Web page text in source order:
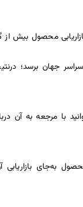
محصول بیش
الکترونیکی تا سال ۲۰۲۱ به ۴.۸
با مرجعه به آن